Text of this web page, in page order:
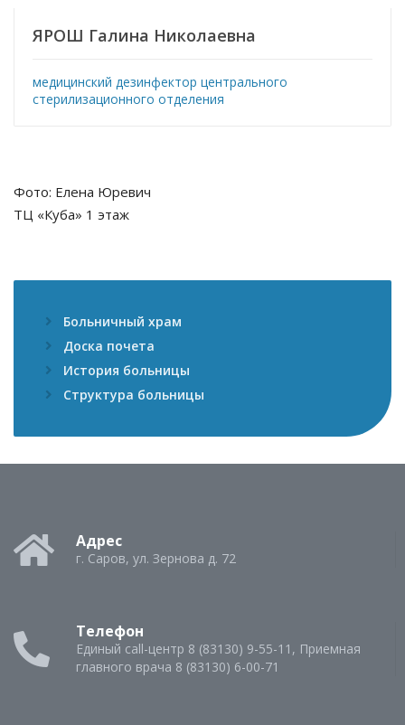
Больничный храм
Доска почета
История больницы
Структура больницы
ЯРОШ Галина Николаевна
медицинский дезинфектор центрального
стерилизационного отделения
Фото: Елена Юревич
ТЦ «Куба» 1 этаж
Адрес
г. Саров, ул. Зернова д. 72
Телефон
Единый call-центр 8 (83130) 9-55-11, Приемная
главного врача 8 (83130) 6-00-71